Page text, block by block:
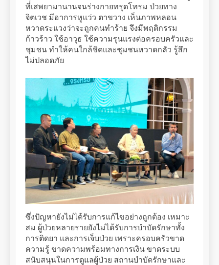
ที่เสพยามานานจนร่างกายทรุดโทรม ป่วยทาง
จิตเวช มีอาการหูแว่ว ตาขวาง เห็นภาพหลอน
หวาดระแวงว่าจะถูกคนทำร้าย จึงมีพฤติกรรม
ก้าวร้าว ใช้อาวุธ ใช้ความรุนแรงต่อครอบครัวและ
ชุมชน ทำให้คนใกล้ชิดและชุมชนหวาดกลัว รู้สึก
ไม่ปลอดภัย
ซึ่งปัญหายังไม่ได้รับการแก้ไขอย่างถูกต้อง เหมาะ
สม ผู้ป่วยหลายรายยังไม่ได้รับการบำบัดรักษาทั้ง
การติดยา และการเจ็บป่วย เพราะครอบครัวขาด
ความรู้ ขาดความพร้อมทางการเงิน ขาดระบบ
สนับสนุนในการดูแลผู้ป่วย สถานบำบัดรักษาและ